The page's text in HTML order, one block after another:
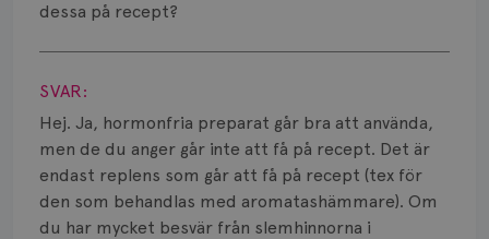
dessa på recept?
Visa svar
SVAR:
Hej. Ja, hormonfria preparat går bra att använda,
men de du anger går inte att få på recept. Det är
endast replens som går att få på recept (tex för
den som behandlas med aromatashämmare). Om
du har mycket besvär från slemhinnorna i
Smärta
Risker
Spridd bröstcancer
Strålning